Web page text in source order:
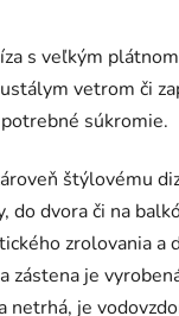
s veľkým
vetrom či
súkromie.
štýlovému
do dvora či na
zrolovania a
zástena je
netrhá, je